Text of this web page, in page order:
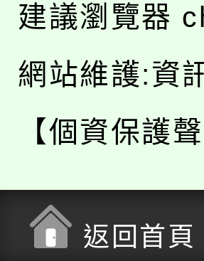
建議瀏覽器
網站維護:資
【個資保護聲
返回首頁